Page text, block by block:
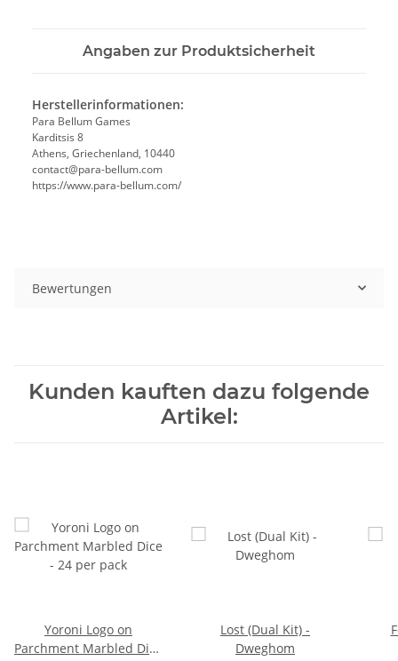
Angaben zur Produktsicherheit
Herstellerinformationen:
Para Bellum Games
Karditsis 8
Athens, Griechenland, 10440
contact@para-bellum.com
https://www.para-bellum.com/
Bewertungen
Kunden kauften dazu folgende
Artikel:
Yoroni Logo on
Parchment Marbled Dice
Lost (Dual Kit) -
Dweghom